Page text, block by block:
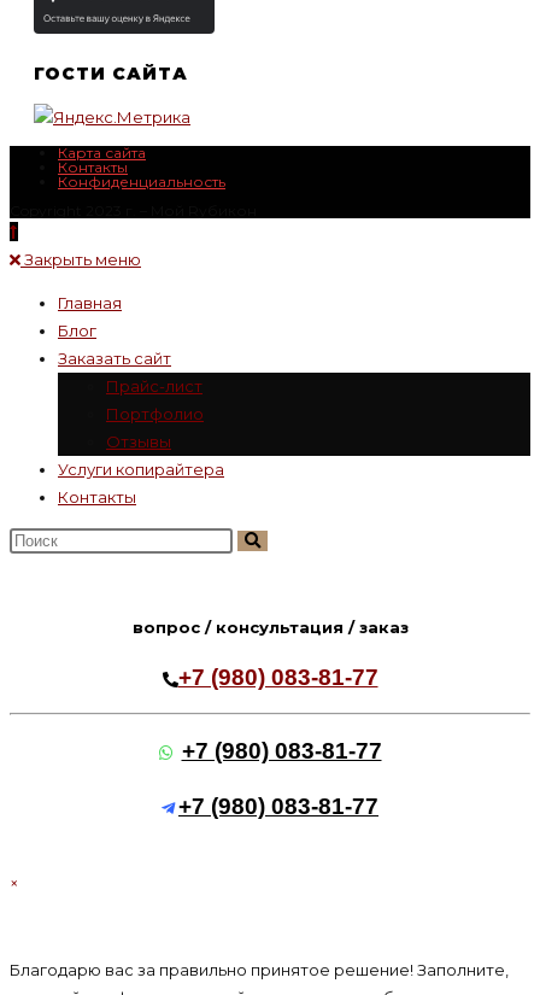
ГОСТИ САЙТА
Карта сайта
Контакты
Конфиденциальность
Закрыть меню
Главная
Блог
Заказать сайт
Прайс-лист
Портфолио
Отзывы
Услуги копирайтера
Контакты
Поиск
вопрос / консультация / заказ
+7 (980) 083-81-77
+7 (980) 083-81-77
+7 (980) 083-81-77
×
Благодарю вас за правильно принятое решение! Заполните,